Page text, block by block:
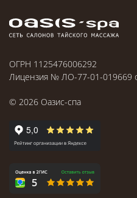
ОГРН 1125476006292
Лицензия № ЛО-77-01-019669
© 2026 Оазис-спа